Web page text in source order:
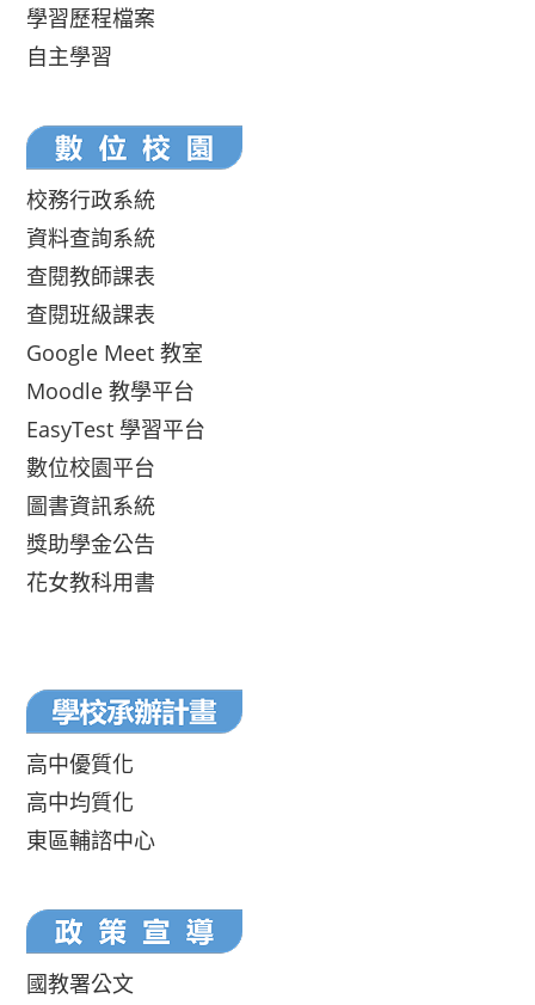
學習歷程檔案
自主學習
校務行政系統
資料查詢系統
查閱教師課表
查閱班級課表
Google Meet 教室
Moodle 教學平台
EasyTest 學習平台
數位校園平台
圖書資訊系統
獎助學金公告
花女教科用書
高中優質化
高中均質化
東區輔諮中心
國教署公文